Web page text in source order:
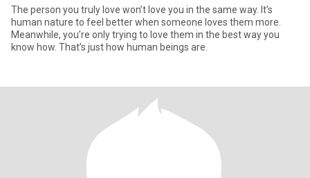
The person you truly love won’t love you in the same way. It’s
human nature to feel better when someone loves them more.
Meanwhile, you’re only trying to love them in the best way you
know how. That’s just how human beings are.